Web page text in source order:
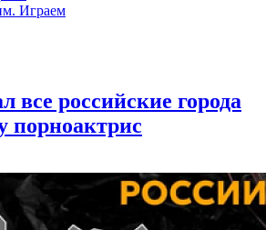
Играем
все российские города
порноактрис